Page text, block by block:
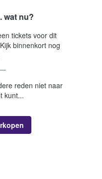
wat nu?
tickets voor dit
binnenkort nog
reden niet naar
kunt...